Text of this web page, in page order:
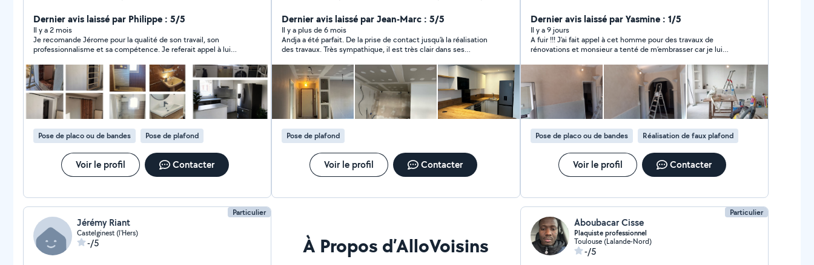
Lustre. Nettoyage. Renovation N'hésitez pas car je suis
sur L'union donc pas loin. En vous remerciant et au
plaisir de pouvoir vous aider.
Dernier avis laissé par Philippe : 5/5
Il y a 2 mois
Je recomande Jérome pour la qualité de son travail, son
professionnalisme et sa compétence. Je referait appel à lui
Pose de placo ou de bandes Pose de plafond
Voir le profil Contacter
peinture intérieur et extérieur et de vos pose de sol en
Dernier avis laissé par Jean-Marc : 5/5
Il y a plus de 6 mois
Andja a été parfait. De la prise de contact jusqu'à la réalisation
des travaux. Très sympathique, il est très clair dans ses
avant le début du chantier. Le travail est de qualité. Je
n'hésiterai pas à faire à nouveau appel à lui si nécessaire. Merci.
Pose de plafond
Voir le profil Contacter
Dernier avis laissé par Yasmine : 1/5
Il y a 9 jours
A fuir !!! J’ai fait appel à cet homme pour des travaux de
rénovations et monsieur a tenté de m’embrasser car je lui
d’autant plus que j’étais seule ! De plus, il n a pas rempli tout
ses engagements, ce qui est inadmissible. Bref du jamais vu,
faites attention à vous!
Pose de placo ou de bandes Réalisation de faux plafond
Voir le profil Contacter
Particulier
Jérémy Riant
Castelginest (l'Hers)
-/5 À Propos d’AlloVoisins
Particulier
Aboubacar Cisse
Plaquiste professionnel
Toulouse (Lalande-Nord)
-/5